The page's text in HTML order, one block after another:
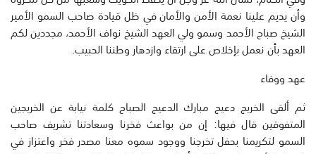
وأن يديم علينا نعمة الأمن والأمان في ظل قيادة صاحب السمو الأمير
الشيخ صباح الأحمد وسمو ولي العهد الشيخ نواف الأحمد، مجددين لكم
العهد بأن نعمل بإخلاص على ارتقاء وازدهار وطننا الحبيب.
عهد ووفاء
ثم ألقى الخريج دعيج مبارك الدعيج الصباح كلمة نيابة عن الخريجين
المتفوقين قال فيها: إن من بواعث فخرنا وسعادتنا تشريف صاحب
السمو لتكريمنا بحفل تخرجنا ووجود سموه معنا مصدر فخر واعتزاز في